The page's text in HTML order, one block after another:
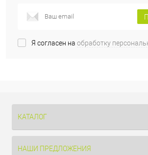
Я согласен на обработку
КАТАЛОГ
НАШИ ПРЕДЛОЖЕНИЯ